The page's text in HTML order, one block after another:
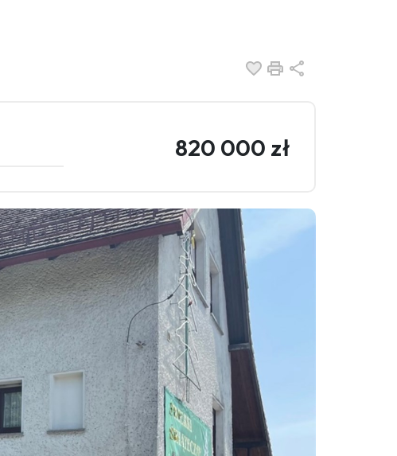
Dodaj do ulubionych
Drukuj
820 000 zł